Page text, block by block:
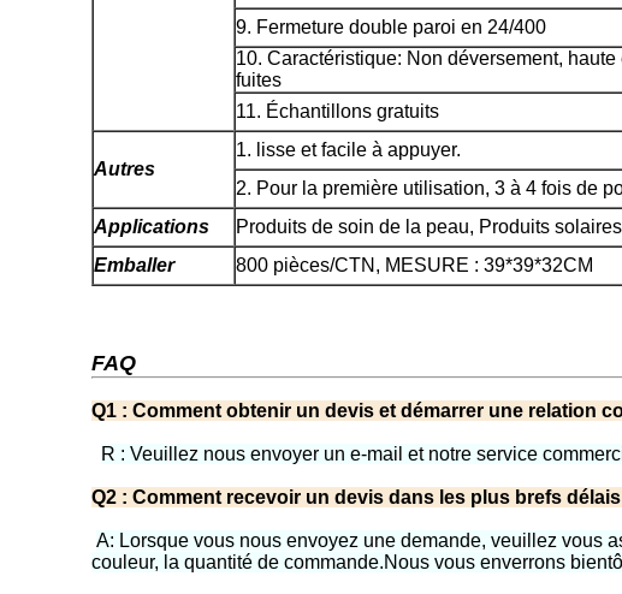
9. Fermeture double paroi en 24/400
10. Caractéristique: Non déversement,
fuites
11. Échantillons gratuits
Autres
1. lisse et facile à appuyer.
2. Pour la première utilisation, 3 à 4 fois de
Applications
Produits de soin de la peau, Produits solaires
Emballer
800 pièces/CTN, MESURE : 39*39*32CM
FAQ
Q1 : Comment obtenir un devis et démarrer une relation
R : Veuillez nous envoyer un e-mail et notre service
Q2 : Comment recevoir un devis dans les plus brefs
A: Lorsque vous nous envoyez une demande, veuillez vous
couleur, la quantité de commande.Nous vous enverrons